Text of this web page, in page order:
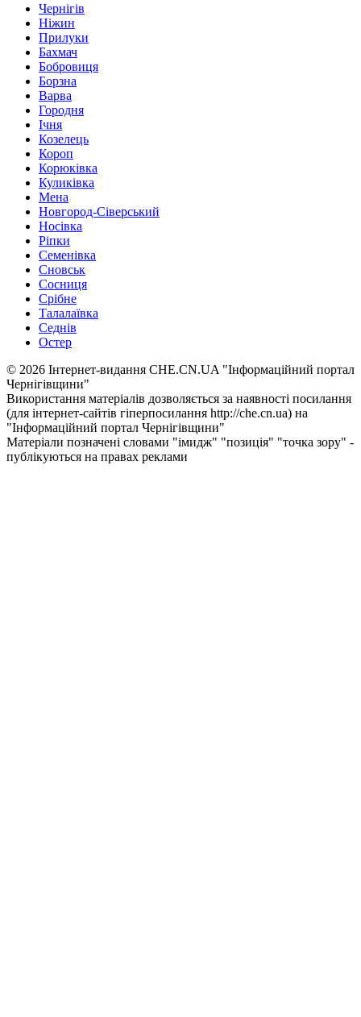
Чернігів
Ніжин
Прилуки
Бахмач
Бобровиця
Борзна
Варва
Городня
Ічня
Козелець
Короп
Корюківка
Куликівка
Мена
Новгород-Сіверський
Носівка
Ріпки
Семенівка
Сновськ
Сосниця
Срібне
Талалаївка
Седнів
Остер
© 2026 Інтернет-видання CHE.CN.UA "Інформаційний портал
Чернiгiвщини"
Використання матеріалів дозволяється за наявності посилання
(для інтернет-сайтів гіперпосилання http://che.cn.ua) на
"Інформаційний портал Чернiгiвщини"
Матеріали позначені словами "імидж" "позиція" "точка зору" -
публікуються на правах реклами